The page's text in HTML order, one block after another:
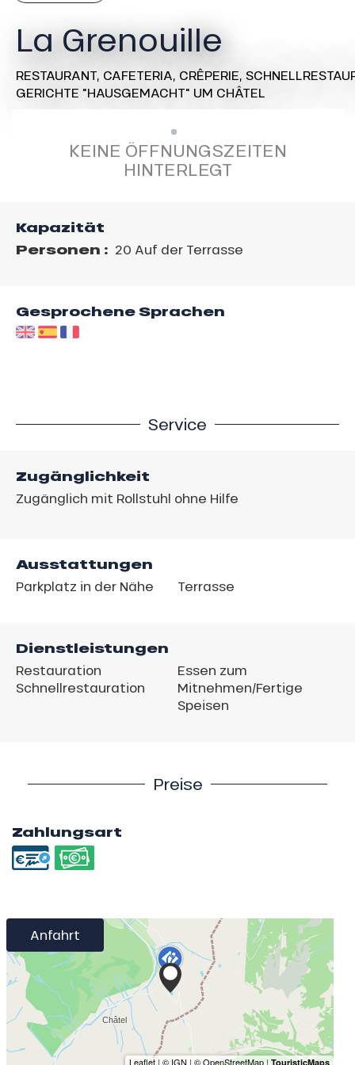
La Grenouille
RESTAURANT, CAFETERIA, CRÊPERIE,
GERICHTE "HAUSGEMACHT" UM CHÂTEL
KEINE ÖFFNUNGSZEITEN
HINTERLEGT
Kapazität
Personen : 20 Auf der Terrasse
Gesprochene Sprachen
Service
Zugänglichkeit
Zugänglich mit Rollstuhl ohne Hilfe
Ausstattungen
Parkplatz in der Nähe Terrasse
Dienstleistungen
Restauration
Schnellrestauration
Essen zum
Mitnehmen/Fertige
Speisen
Preise
Zahlungsart
Anfahrt